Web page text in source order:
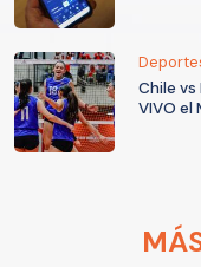
Chile vs
VIVO el